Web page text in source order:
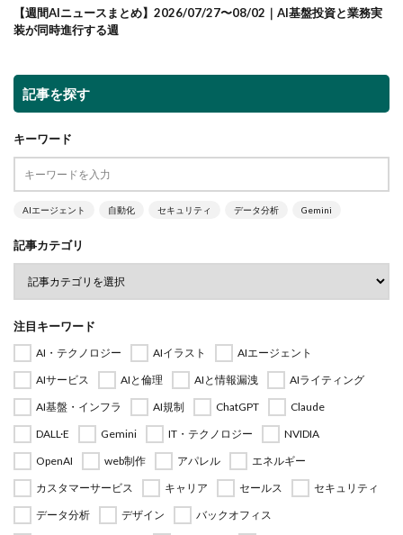
【週間AIニュースまとめ】2026/07/27〜08/02｜AI基盤投資と業務実
装が同時進行する週
記事を探す
キーワード
AIエージェント 自動化 セキュリティ データ分析 Gemini
記事カテゴリ
注目キーワード
AI・テクノロジー AIイラスト
AIエージェント
AIサービス
AIと倫理 AIと情報漏洩
AIライティング
AI基盤・インフラ
AI規制 ChatGPT
Claude
DALL·E
Gemini IT・テクノロジー
NVIDIA
OpenAI
web制作 アパレル
エネルギー
カスタマーサービス
キャリア セールス
セキュリティ
データ分析
デザイン
バックオフィス